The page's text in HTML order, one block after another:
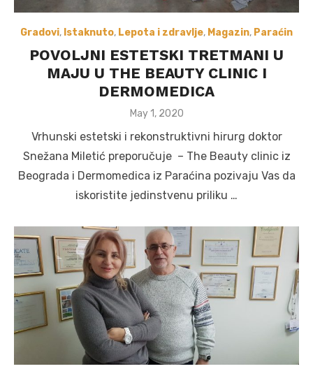
Gradovi, Istaknuto, Lepota i zdravlje, Magazin, Paraćin
POVOLJNI ESTETSKI TRETMANI U
MAJU U THE BEAUTY CLINIC I
DERMOMEDICA
Posted
May 1, 2020
Vrhunski estetski i rekonstruktivni hirurg doktor
Snežana Miletić preporučuje – The Beauty clinic iz
Beograda i Dermomedica iz Paraćina pozivaju Vas da
iskoristite jedinstvenu priliku …